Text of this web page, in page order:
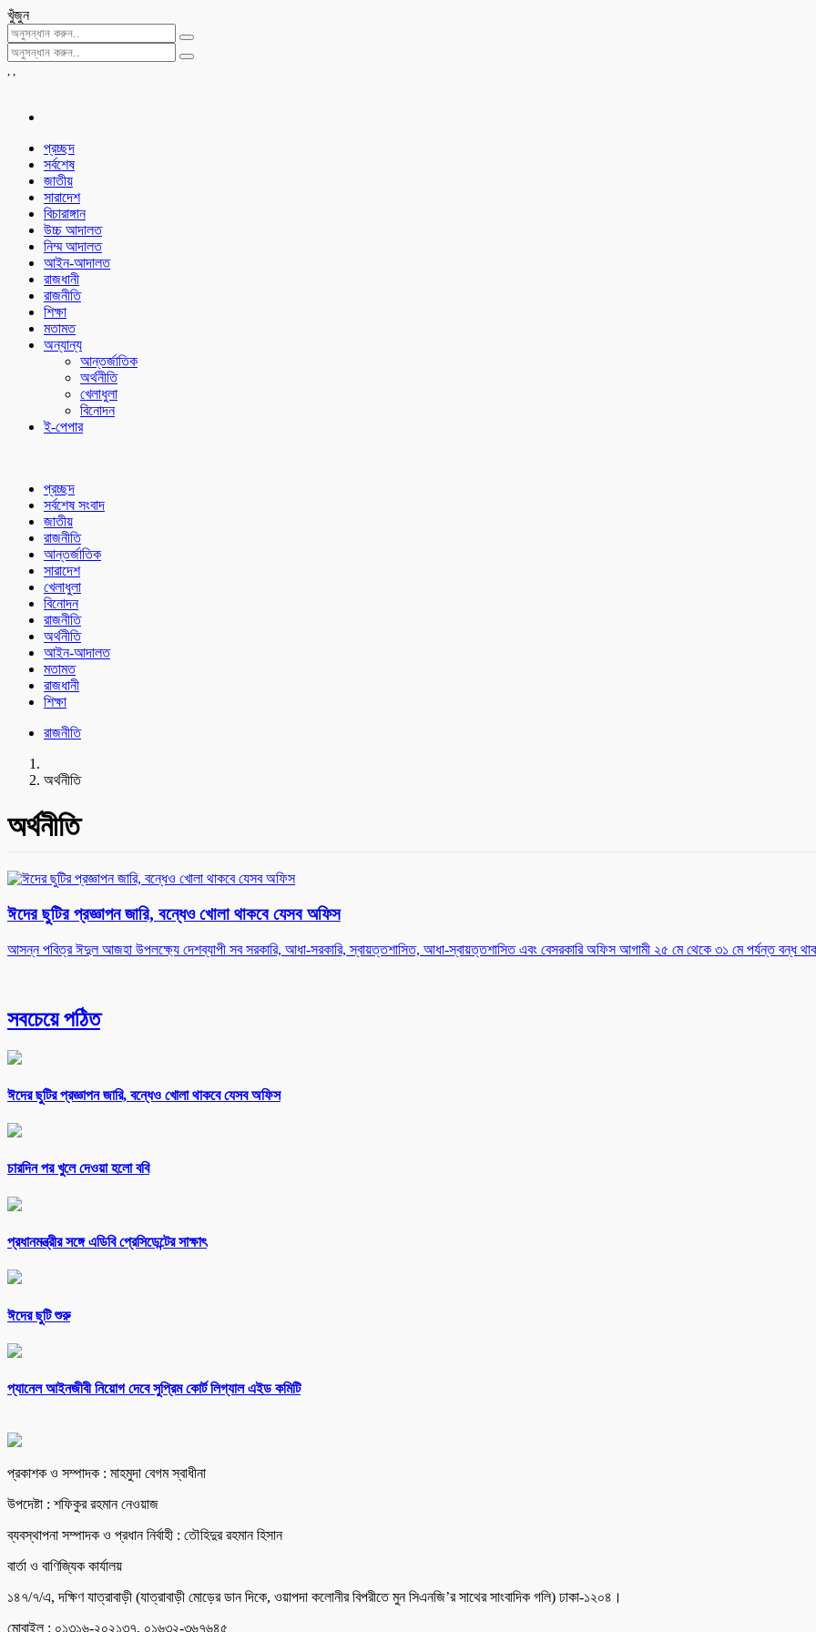
খুঁজুন
, ,
প্রচ্ছদ
সর্বশেষ
জাতীয়
সারাদেশ
বিচারাঙ্গান
উচ্চ আদালত
নিম্ম আদালত
আইন-আদালত
রাজধানী
রাজনীতি
শিক্ষা
মতামত
অন্যান্য
আন্তর্জাতিক
অর্থনীতি
খেলাধুলা
বিনোদন
ই-পেপার
প্রচ্ছদ
সর্বশেষ সংবাদ
জাতীয়
রাজনীতি
আন্তর্জাতিক
সারাদেশ
খেলাধুলা
বিনোদন
রাজনীতি
অর্থনীতি
আইন-আদালত
মতামত
রাজধানী
শিক্ষা
রাজনীতি
অর্থনীতি
অর্থনীতি
ঈদের ছুটির প্রজ্ঞাপন জারি, বন্ধেও খোলা থাকবে যেসব অফিস
আসন্ন পবিত্র ঈদুল আজহা উপলক্ষ্যে দেশব্যাপী সব সরকারি, আধা-সরকারি, স্বায়ত্তশাসিত, আধা-স্বায়ত্তশাসিত এবং বেসরকারি অফিস আগামী ২৫ মে থেকে ৩১ মে পর্যন্ত বন্ধ
সবচেয়ে পঠিত
ঈদের ছুটির প্রজ্ঞাপন জারি, বন্ধেও খোলা থাকবে যেসব অফিস
চারদিন পর খুলে দেওয়া হলো ববি
প্রধানমন্ত্রীর সঙ্গে এডিবি প্রেসিডেন্টের সাক্ষাৎ
ঈদের ছুটি শুরু
প্যানেল আইনজীবী নিয়োগ দেবে সুপ্রিম কোর্ট লিগ্যাল এইড কমিটি
প্রকাশক ও সম্পাদক : মাহমুদা বেগম স্বাধীনা
উপদেষ্টা : শফিকুর রহমান নেওয়াজ
ব্যবস্থাপনা সম্পাদক ও প্রধান নির্বাহী : তৌহিদুর রহমান হিসান
বার্তা ও বাণিজ্যিক কার্যালয়
১৪৭/৭/এ, দক্ষিণ যাত্রাবাড়ী (যাত্রাবাড়ী মোড়ের ডান দিকে, ওয়াপদা কলোনীর বিপরীতে মুন সিএনজি’র সাথের সাংবাদিক গলি) ঢাকা-১২০৪।
মোবাইল : ০১৩১৬-২০২১৩৭, ০১৬৩২-৩৬৭৬৪৫